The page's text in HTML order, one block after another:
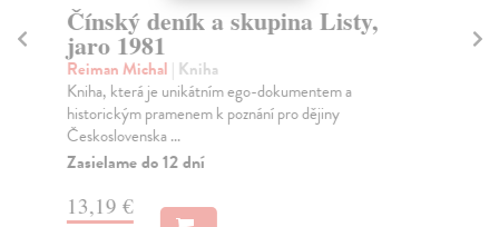
Čínský deník a skupina Listy,
jaro 1981
Reiman Michal | Kniha
Kniha, která je unikátním ego-dokumentem a
historickým pramenem k poznání pro dějiny
Československa ...
Zasielame do 12 dní
13,19 €